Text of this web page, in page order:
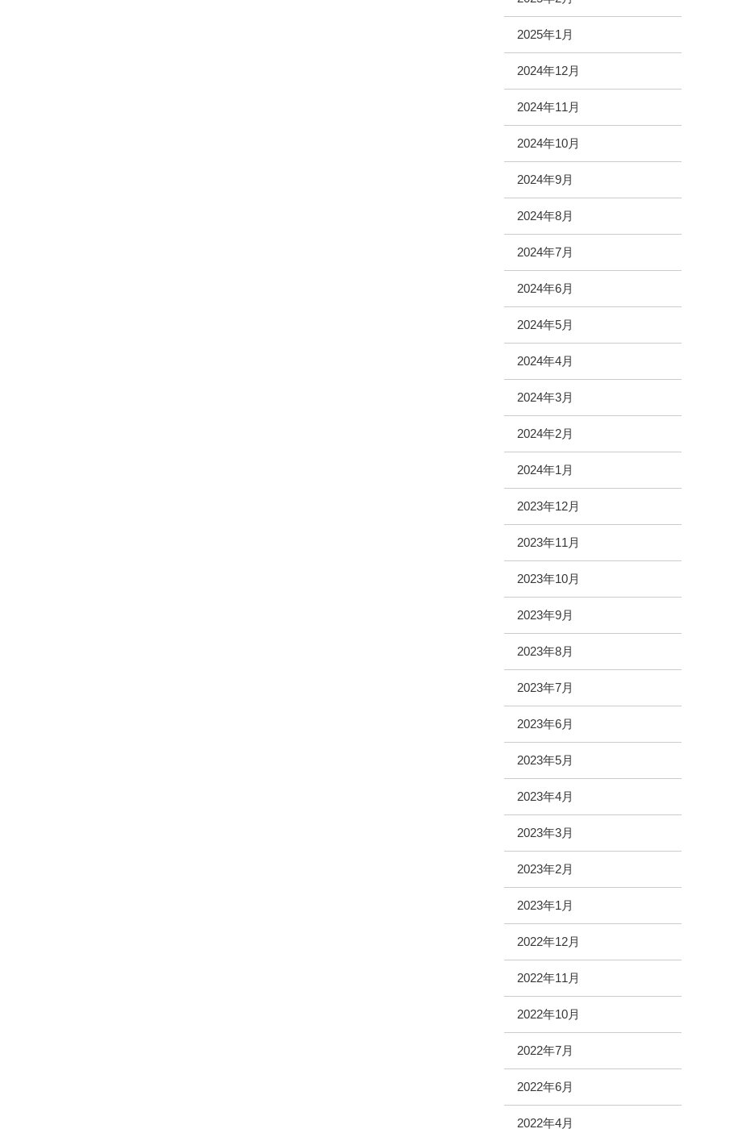
2025年1月
2024年12月
2024年11月
2024年10月
2024年9月
2024年8月
2024年7月
2024年6月
2024年5月
2024年4月
2024年3月
2024年2月
2024年1月
2023年12月
2023年11月
2023年10月
2023年9月
2023年8月
2023年7月
2023年6月
2023年5月
2023年4月
2023年3月
2023年2月
2023年1月
2022年12月
2022年11月
2022年10月
2022年7月
2022年6月
2022年4月